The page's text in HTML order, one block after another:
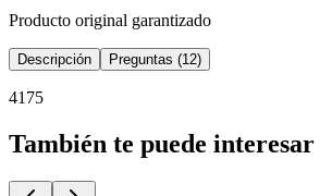
Producto original garantizado
Descripción Preguntas (12)
4175
También te puede interesar